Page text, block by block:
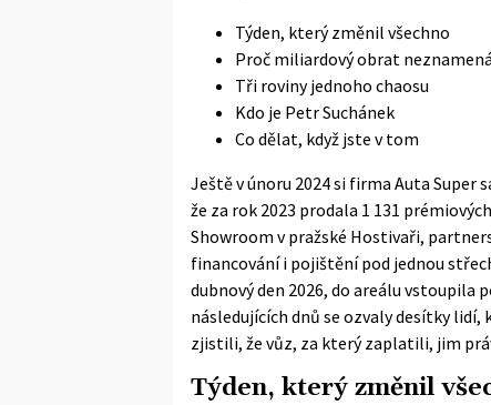
Týden, který změnil všechno
Proč miliardový obrat
Tři roviny jednoho chaosu
Kdo je Petr Suchánek
Co dělat, když jste v tom
Ještě v únoru 2024 si firma Auta Super
že za rok 2023 prodala 1 131
Showroom v pražské Hostivaři,
financování i pojištění pod jednou
dubnový den 2026, do areálu vstoupila
následujících dnů se ozvaly desítky
zjistili, že vůz, za který zaplatili, jim
Týden, který změnil